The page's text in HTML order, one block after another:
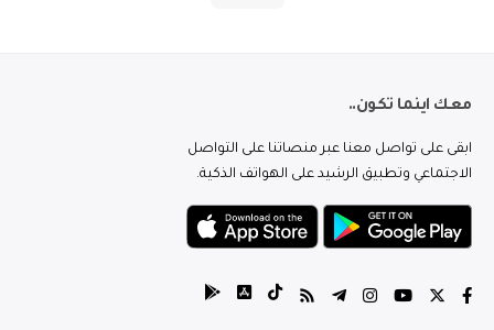
معك اينما تكون..
ابقى على تواصل معنا عبر منصاتنا على التواصل
الاجتماعي وتطبيق الرشيد على الهواتف الذكية.